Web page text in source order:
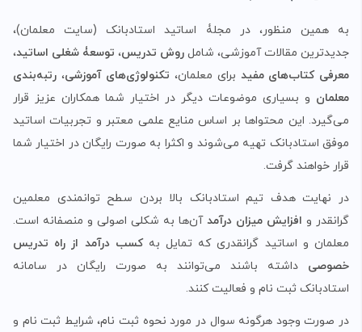
به همین منظور، در مجلۀ اساتید استادبانک (سایت معلمان)،
جدیدترین مقالات آموزشی، شامل روش‌ تدریس، توسعۀ شغلی اساتید،
معرفی کتاب‌های مفید برای معلمان، تکنولوژی‌های آموزشی، رتبه‌بندی
معلمان و بسیاری موضوعات دیگر در اختیار شما همکاران عزیز قرار
می‌گیرد. این محتواها بر اساس منایع علمی معتبر و تجربیات اساتید
موفق استادبانک تهیه می‌شوند و اکثرا به صورت رایگان در اختیار شما
قرار خواهند گرفت.
در نهایت هدف تیم استادبانک بالا بردن سطح توانمندی معلمین
گرانقدر و افزایش میزان درآمد آن‌ها به شکلی اصولی و منصفانه است.
معلمان و اساتید گرانقدری که تمایل بهکسب درآمد از راه تدریس
خصوصی داشته باشند می‌توانند به صورت رایگان در سامانه
استادبانک ثبت نام و فعالیت کنند.
در صورت وجود هرگونه سوال در مورد نحوه ثبت نام، شرایط ثبت نام و